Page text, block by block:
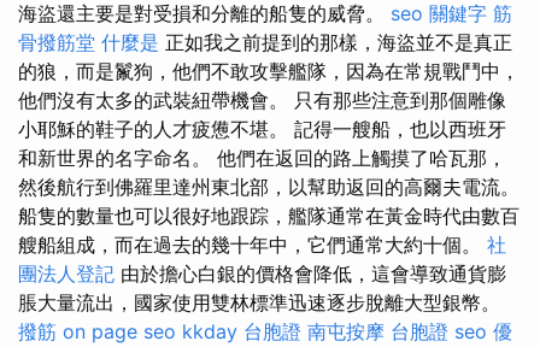
海盜還主要是對受損和分離的船隻的威脅。 seo 關鍵字 筋
骨撥筋堂 什麼是 正如我之前提到的那樣，海盜並不是真正
的狼，而是鬣狗，他們不敢攻擊艦隊，因為在常規戰鬥中，
他們沒有太多的武裝紐帶機會。 只有那些注意到那個雕像
小耶穌的鞋子的人才疲憊不堪。 記得一艘船，也以西班牙
和新世界的名字命名。 他們在返回的路上觸摸了哈瓦那，
然後航行到佛羅里達州東北部，以幫助返回的高爾夫電流。
船隻的數量也可以很好地跟踪，艦隊通常在黃金時代由數百
艘船組成，而在過去的幾十年中，它們通常大約十個。 社
團法人登記 由於擔心白銀的價格會降低，這會導致通貨膨
脹大量流出，國家使用雙林標準迅速逐步脫離大型銀幣。
撥筋 on page seo kkday 台胞證 南屯按摩 台胞證 seo 優